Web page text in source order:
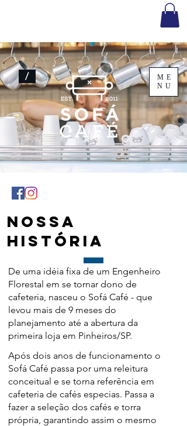
ME
NU
/
NOSSA
HISTÓRIA
De uma idéia fixa de um Engenheiro
Florestal em se tornar dono de
cafeteria, nasceu o Sofá Café - que
levou mais de 9 meses do
planejamento até a abertura da
primeira loja em Pinheiros/SP.
Após dois anos de funcionamento o
Sofá Café passa por uma releitura
conceitual e se torna referência em
cafeteria de cafés especias. Passa a
fazer a seleção dos cafés e torra
própria, garantindo assim o mesmo